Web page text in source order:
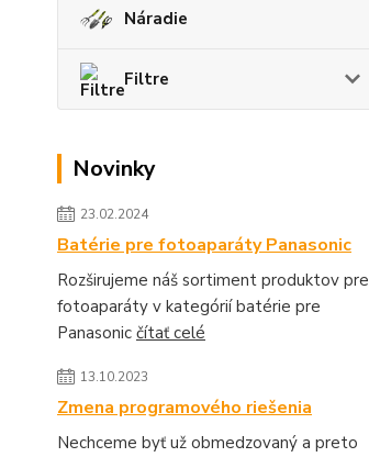
Náradie
Filtre
Novinky
23.02.2024
Batérie pre fotoaparáty Panasonic
Rozširujeme náš sortiment produktov pre
fotoaparáty v kategórií batérie pre
Panasonic čítať celé
13.10.2023
Zmena programového riešenia
Nechceme byť už obmedzovaný a preto